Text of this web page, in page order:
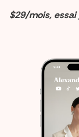
$29/mois,